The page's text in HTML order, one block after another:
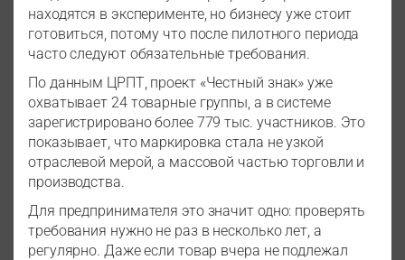
находятся в эксперименте, но бизнесу уже стоит
готовиться, потому что после пилотного периода
часто следуют обязательные требования.
По данным ЦРПТ, проект «Честный знак» уже
охватывает 24 товарные группы, а в системе
зарегистрировано более 779 тыс. участников. Это
показывает, что маркировка стала не узкой
отраслевой мерой, а массовой частью торговли и
производства.
Для предпринимателя это значит одно: проверять
требования нужно не раз в несколько лет, а
регулярно. Даже если товар вчера не подлежал